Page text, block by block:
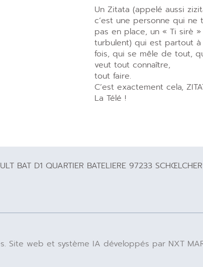
Un Zitata (appelé aussi
c’est une personne qui ne
pas en place, un « Ti sirè »
turbulent) qui est partout à
fois, qui se mêle de tout,
veut tout connaître,
tout faire.
C’est exactement cela,
La Télé !
BAT D1 QUARTIER BATELIERE 97233
Site web et système IA développés par NXT